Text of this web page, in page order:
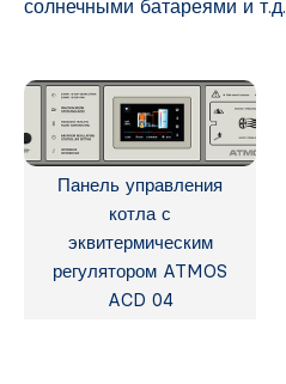
солнечными батареями и т.д.
Панель управления
котла с
эквитермическим
регулятором ATMOS
ACD 04